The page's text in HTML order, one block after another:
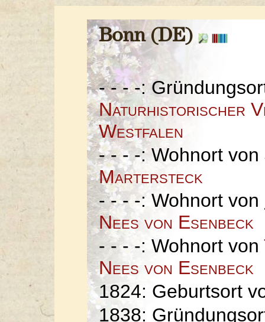
Bonn (DE)
- - - -:
Naturhistorischer
Westfalen
- - - -: Wohnort von
Martersteck
- - - -: Wohnort von
Nees von Esenbeck
- - - -: Wohnort von
Nees von Esenbeck
1824: Geburtsort
1838: